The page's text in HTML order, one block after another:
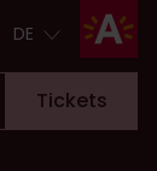
DE
Tickets